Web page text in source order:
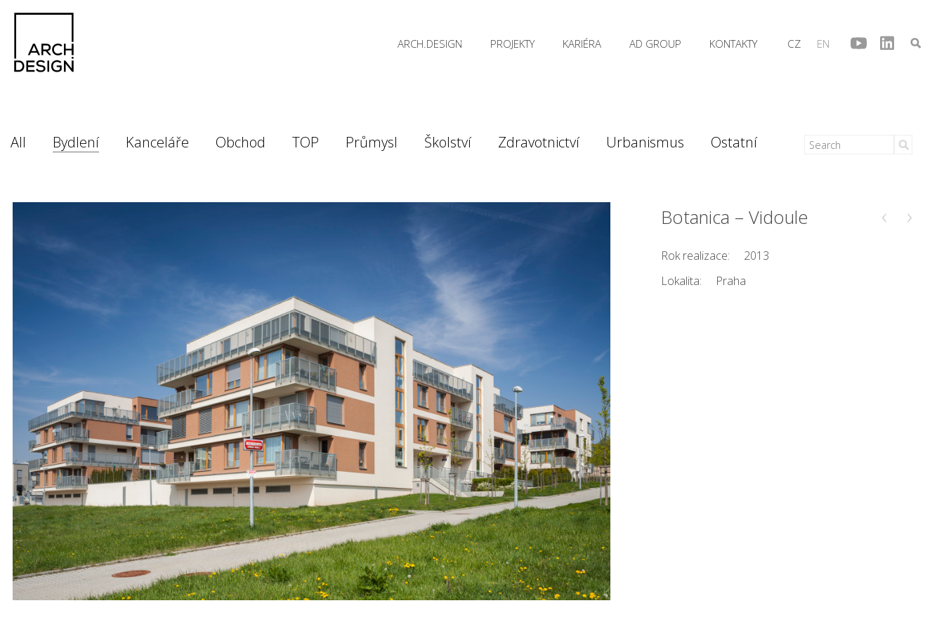
CZ EN
ARCH.DESIGN PROJEKTY KARIÉRA AD GROUP KONTAKTY
All Bydlení Kanceláře Obchod TOP Průmysl Školství Zdravotnictví Urbanismus Ostatní
‹ ›
Botanica – Vidoule
Rok realizace:
2013
Lokalita:
Praha